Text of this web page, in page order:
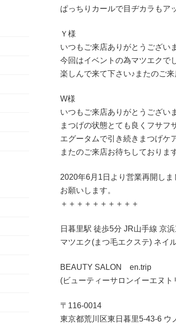
ぱっちりカールで目ヂカラもア
Ｙ様
いつもご来店ありがとうござい
今回はイベントの為マツエクで
楽しんで来て下さい♪またのご
W様
いつもご来店ありがとうござい
まつげの状態とても良くフサフ
エグータムで引き続きまつげケ
またのご来店お待ちしておりま
2020年6月1日より営業再開し
お願いします。
＋＋＋＋＋＋＋＋＋＋
日暮里駅 徒歩5分 JR山手線 京
マツエク(まつ毛エクステ) ネイ
BEAUTY SALON en.trip
(ビューティーサロンイーエヌト
〒116-0014
東京都荒川区東日暮里5-43-6 ウ